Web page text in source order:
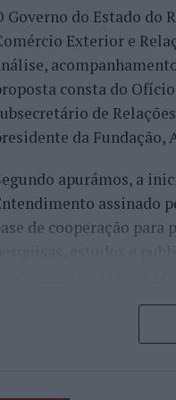
do imóvel deles,
procura
da
da procura
também a captar
destinos mais
Governo do Estado do
Exterior e
consta do
de
da
apurámos, a
assinado
de cooperação
do “Panorama de
certificação dos